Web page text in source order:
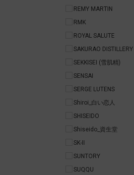
REMY MARTIN
RMK
ROYAL SALUTE
SAKURAO DISTILLERY
SEKKISEI (雪肌精)
SENSAI
SERGE LUTENS
Shiroi_白い恋人
SHISEIDO
Shiseido_資生堂
SK-II
SUNTORY
SUQQU